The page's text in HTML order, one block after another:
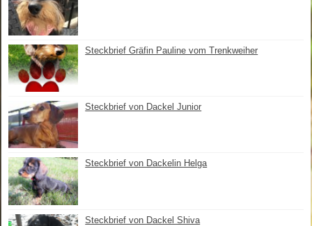
Steckbrief Gräfin Pauline vom Trenkweiher
Steckbrief von Dackel Junior
Steckbrief von Dackelin Helga
Steckbrief von Dackel Shiva